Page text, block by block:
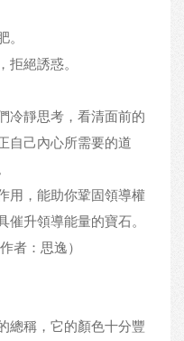
絕誘惑。
冷靜思考，看清面前的
自己內心所需要的道
用，能助你鞏固領導權
升領導能量的寶石。
者：思逸）
總稱，它的顏色十分豐